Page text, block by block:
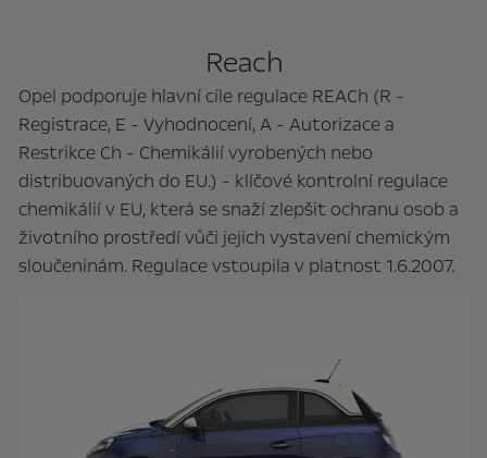
Reach
Opel podporuje hlavní cíle regulace REACh (R -
Registrace, E - Vyhodnocení, A - Autorizace a
Restrikce Ch - Chemikálií vyrobených nebo
distribuovaných do EU.) - klíčové kontrolní regulace
chemikálií v EU, která se snaží zlepšit ochranu osob a
životního prostředí vůči jejich vystavení chemickým
sloučeninám. Regulace vstoupila v platnost 1.6.2007.